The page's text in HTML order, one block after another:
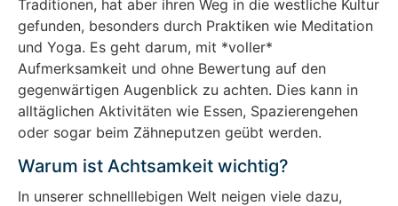
Traditionen, hat aber ihren Weg in die westliche Kultur
gefunden, besonders durch Praktiken wie Meditation
und Yoga. Es geht darum, mit *voller*
Aufmerksamkeit und ohne Bewertung auf den
gegenwärtigen Augenblick zu achten. Dies kann in
alltäglichen Aktivitäten wie Essen, Spazierengehen
oder sogar beim Zähneputzen geübt werden.
Warum ist Achtsamkeit wichtig?
In unserer schnelllebigen Welt neigen viele dazu,